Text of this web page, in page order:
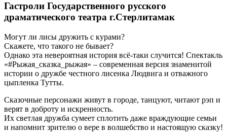
Гастроли Государственного русского
драматического театра г.Стерлитамак
Могут ли лисы дружить с курами?
Скажете, что такого не бывает?
Однако эта невероятная история всё-таки случится! Спектакль
«#Рыжая_сказка_рыжая» – современная версия знаменитой
истории о дружбе честного лисенка Людвига и отважного
цыпленка Тутты.
Сказочные персонажи живут в городе, танцуют, читают рэп и
верят в доброту и искренность.
Их светлая дружба сумеет сплотить даже враждующие семьи
и напомнит зрителю о вере в волшебство и настоящую сказку!